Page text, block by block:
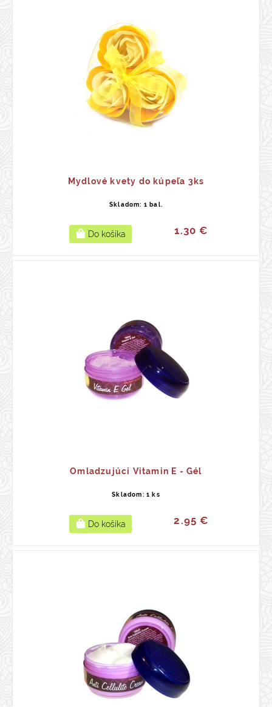
Mydlové kvety do kúpeľa 3ks
Skladom: 1 bal.
1.30 €
Omladzujúci Vitamin E - Gél
Skladom: 1 ks
2.95 €